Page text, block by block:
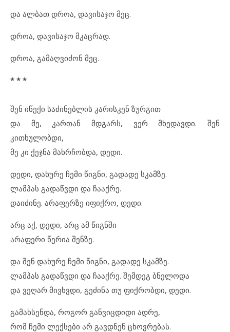
და ალბათ დროა, დავისაჯო მეც.
დროა, დავისაჯო მკაცრად.
დროა, გამაღვიძონ მეც.
* * *
შენ იწექი საძინებლის კარისკენ ზურგით
და მე, კართან მდგარს, ვერ მხედავდი. შენ
კითხულობდი,
მე კი ქეჯნა მახრჩობდა, დედი.
დედი, დახურე ჩემი წიგნი, გადადე სკამზე.
ლამპას გადაწვდი და ჩააქრე.
დაიძინე. არაფერზე იფიქრო, დედი.
არც აქ, დედი, არც ამ წიგნში
არაფერი წერია შენზე.
და შენ დახურე ჩემი წიგნი, გადადე სკამზე.
ლამპას გადაწვდი და ჩააქრე. შემდეგ ბნელოდა
და ვეღარ მივხვდი, გეძინა თუ ფიქრობდი, დედი.
გამახსენდა, როგორ განვიცდიდი ადრე,
რომ ჩემი ლექსები არ გავდნენ ცხოვრებას.